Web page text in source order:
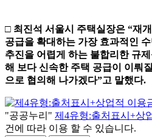
□ 최진석 서울시 주택실장은 “재
공급을 확대하는 가장 효과적인
추진을 어렵게 하는 불합리한 규
해 보다 신속한 주택 공급이 이뤄
으로 협의해 나가겠다”고 말했다.
"공공누리" 제4유형:출처표시+상
건에 따라 이용 할 수 있습니다.